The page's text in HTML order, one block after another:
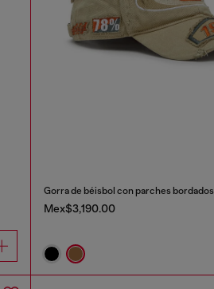
Gorra de béisbol con parches bordados
Mex$3,190.00